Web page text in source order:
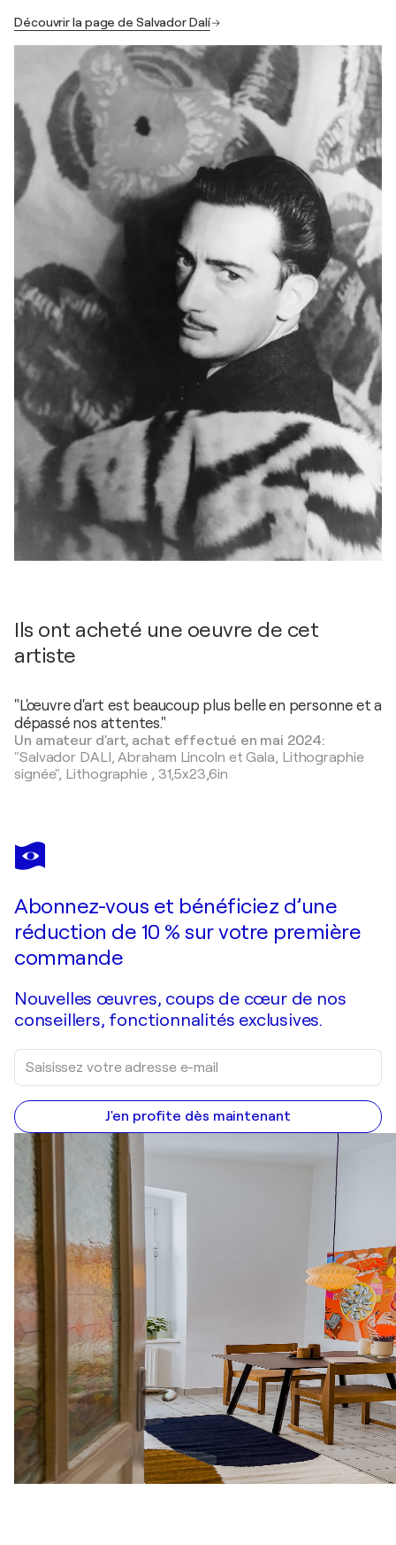
Découvrir la page de Salvador Dalí
Ils ont acheté une oeuvre de cet
artiste
"L'œuvre d'art est beaucoup plus belle en personne et a
dépassé nos attentes."
Un amateur d'art, achat effectué en mai 2024:
"Salvador DALI, Abraham Lincoln et Gala, Lithographie
signée", Lithographie, 31,5x23,6in
Abonnez-vous et bénéficiez d’une
réduction de 10 % sur votre première
commande
Nouvelles œuvres, coups de cœur de nos
conseillers, fonctionnalités exclusives.
J'en profite dès maintenant